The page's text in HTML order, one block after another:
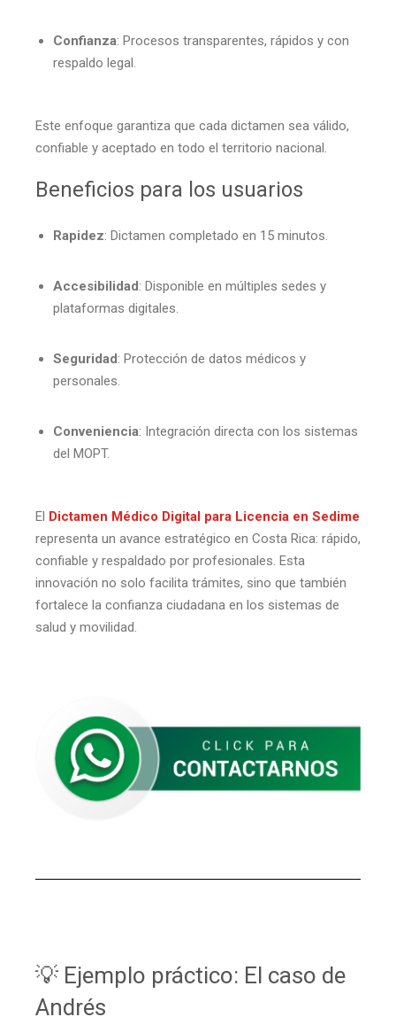
Confianza: Procesos transparentes, rápidos y con
respaldo legal.
Este enfoque garantiza que cada dictamen sea válido,
confiable y aceptado en todo el territorio nacional.
Beneficios para los usuarios
Rapidez: Dictamen completado en 15 minutos.
Accesibilidad: Disponible en múltiples sedes y
plataformas digitales.
Seguridad: Protección de datos médicos y
personales.
Conveniencia: Integración directa con los sistemas
del MOPT.
El Dictamen Médico Digital para Licencia en Sedime
representa un avance estratégico en Costa Rica: rápido,
confiable y respaldado por profesionales. Esta
innovación no solo facilita trámites, sino que también
fortalece la confianza ciudadana en los sistemas de
salud y movilidad.
💡 Ejemplo práctico: El caso de
Andrés